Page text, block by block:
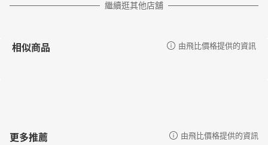
繼續逛其他店舖
相似商品 由飛比價格提供的資訊
更多推薦 由飛比價格提供的資訊